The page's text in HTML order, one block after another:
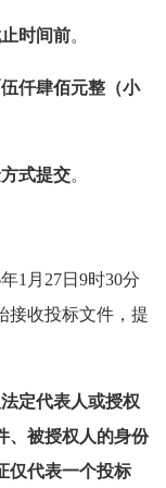
时间前。
仟肆佰元整（小
式提交。
1月27日9时30分
接收投标文件，提
定代表人或授权
、被授权人的身份
仅代表一个投标